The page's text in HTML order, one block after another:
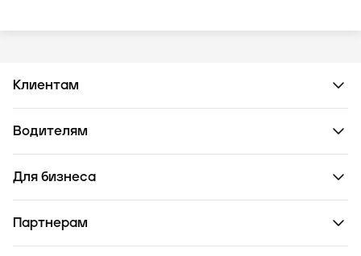
Клиентам
Водителям
Для бизнеса
Партнерам